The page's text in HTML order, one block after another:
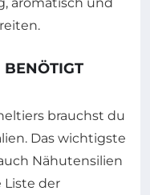
brauchst du
Das wichtigste
Nähutensilien
Liste der